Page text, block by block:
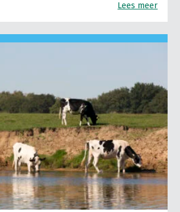
Lees meer